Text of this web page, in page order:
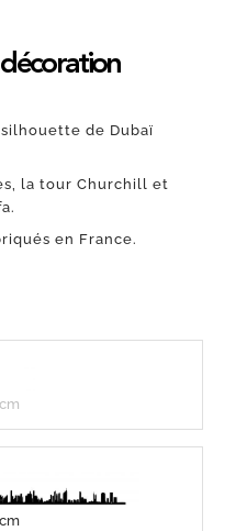
de Dubaï
la tour Churchill et
en France.